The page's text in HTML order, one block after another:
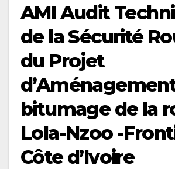
AMI Audit
de la Sécurité
du Projet
bitumage de la
Lola-Nzoo -
Côte d’Ivoire